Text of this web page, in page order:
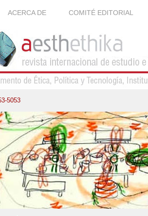
ACERCA DE COMITÉ EDITORIAL
5053